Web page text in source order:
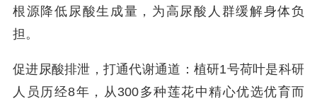
根源降低尿酸生成量，为高尿酸人群缓解身体负
担。
促进尿酸排泄，打通代谢通道：植研1号荷叶是科研
人员历经8年，从300多种莲花中精心优选优育而